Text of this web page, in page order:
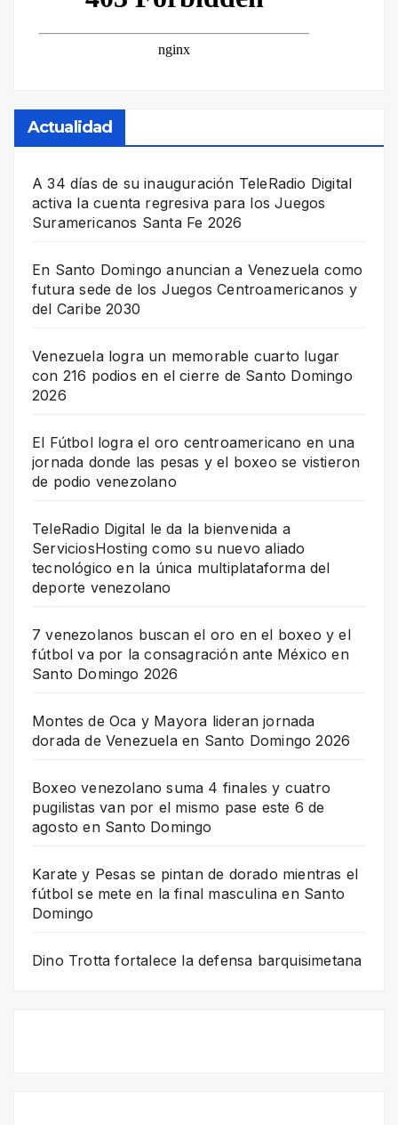
Actualidad
A 34 días de su inauguración TeleRadio Digital
activa la cuenta regresiva para los Juegos
Suramericanos Santa Fe 2026
En Santo Domingo anuncian a Venezuela como
futura sede de los Juegos Centroamericanos y
del Caribe 2030
Venezuela logra un memorable cuarto lugar
con 216 podios en el cierre de Santo Domingo
2026
El Fútbol logra el oro centroamericano en una
jornada donde las pesas y el boxeo se vistieron
de podio venezolano
TeleRadio Digital le da la bienvenida a
ServiciosHosting como su nuevo aliado
tecnológico en la única multiplataforma del
deporte venezolano
7 venezolanos buscan el oro en el boxeo y el
fútbol va por la consagración ante México en
Santo Domingo 2026
Montes de Oca y Mayora lideran jornada
dorada de Venezuela en Santo Domingo 2026
Boxeo venezolano suma 4 finales y cuatro
pugilistas van por el mismo pase este 6 de
agosto en Santo Domingo
Karate y Pesas se pintan de dorado mientras el
fútbol se mete en la final masculina en Santo
Domingo
Dino Trotta fortalece la defensa barquisimetana